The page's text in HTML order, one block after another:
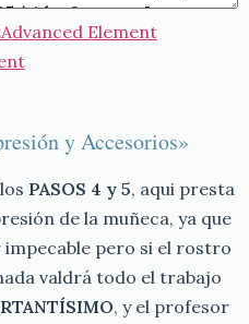
Advanced Element
y Accesorios»
PASOS 4 y 5, aqui presta
de la muñeca, ya que
pero si el rostro
valdrá todo el trabajo
, y el profesor